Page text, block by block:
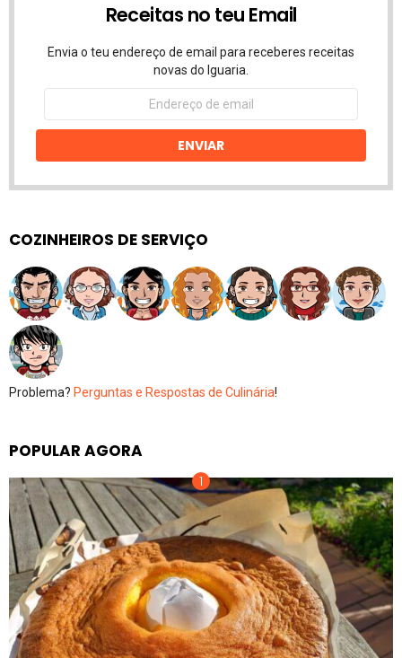
Receitas no teu Email
Envia o teu endereço de email para receberes receitas
novas do Iguaria.
Endereço
email
ENVIAR
COZINHEIROS DE SERVIÇO
Problema? Perguntas e Respostas de Culinária!
POPULAR AGORA